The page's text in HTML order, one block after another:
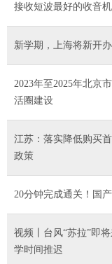
接收短波最好的收音
新学期，上海将新开
2023年至2025年北京
活圈建设
江苏：落实降低购买
政策
20分钟完成通关！国
视频丨台风“苏拉”即
学时间推迟